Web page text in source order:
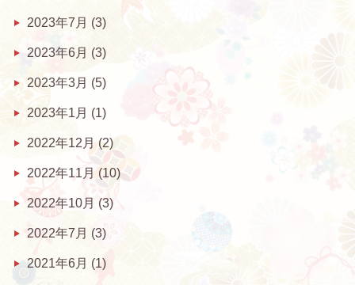
2023年7月 (3)
2023年6月 (3)
2023年3月 (5)
2023年1月 (1)
2022年12月(2)
2022年11月 (10)
2022年10月 (3)
2022年7月 (3)
2021年6月 (1)